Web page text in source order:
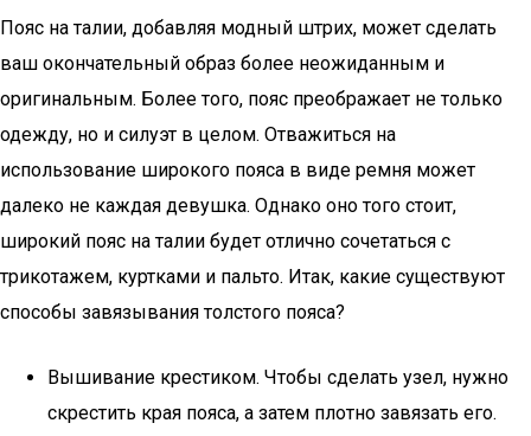
Пояс на талии, добавляя модный штрих, может сделать
ваш окончательный образ более неожиданным и
оригинальным. Более того, пояс преображает не только
одежду, но и силуэт в целом. Отважиться на
использование широкого пояса в виде ремня может
далеко не каждая девушка. Однако оно того стоит,
широкий пояс на талии будет отлично сочетаться с
трикотажем, куртками и пальто. Итак, какие существуют
способы завязывания толстого пояса?
Вышивание крестиком. Чтобы сделать узел, нужно
скрестить края пояса, а затем плотно завязать его.